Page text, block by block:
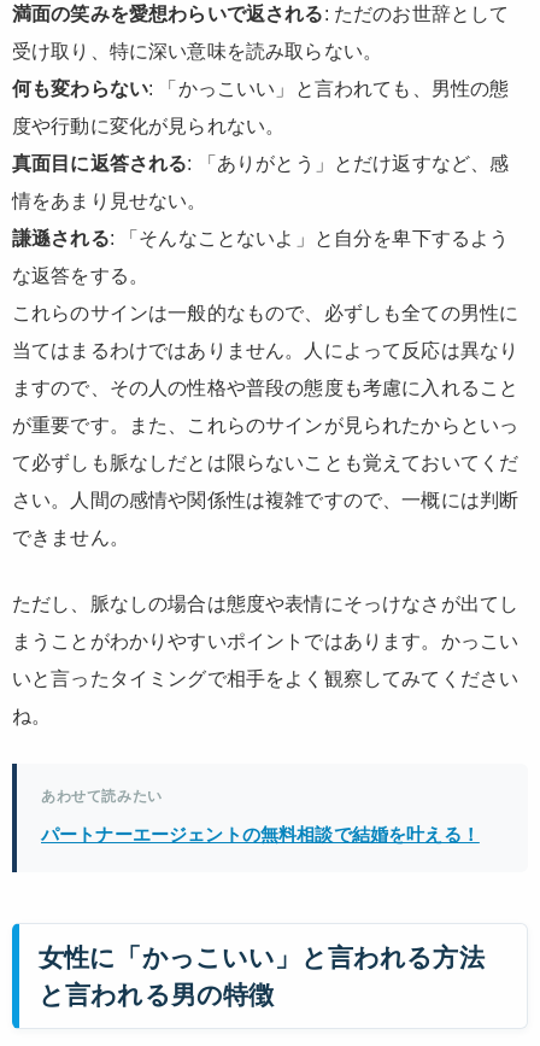
満面の笑みを愛想わらいで返される: ただのお世辞として
受け取り、特に深い意味を読み取らない。
何も変わらない: 「かっこいい」と言われても、男性の態
度や行動に変化が見られない。
真面目に返答される: 「ありがとう」とだけ返すなど、感
情をあまり見せない。
謙遜される: 「そんなことないよ」と自分を卑下するよう
な返答をする。
これらのサインは一般的なもので、必ずしも全ての男性に
当てはまるわけではありません。人によって反応は異なり
ますので、その人の性格や普段の態度も考慮に入れること
が重要です。また、これらのサインが見られたからといっ
て必ずしも脈なしだとは限らないことも覚えておいてくだ
さい。人間の感情や関係性は複雑ですので、一概には判断
できません。
ただし、脈なしの場合は態度や表情にそっけなさが出てし
まうことがわかりやすいポイントではあります。かっこい
いと言ったタイミングで相手をよく観察してみてください
ね。
あわせて読みたい
パートナーエージェントの無料相談で結婚を叶える！
女性に「かっこいい」と言われる方法
と言われる男の特徴